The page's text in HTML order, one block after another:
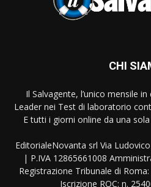
CHI
Il Salvagente, l’unico mensile
Leader nei Test di laboratorio
E tutti i giorni online da una
EditorialeNovanta srl Via
| P.IVA 12865661008
Registrazione Tribunale di
Iscrizione ROC: n.